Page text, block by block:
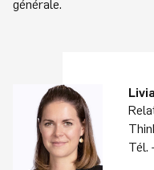
générale.
Tél.